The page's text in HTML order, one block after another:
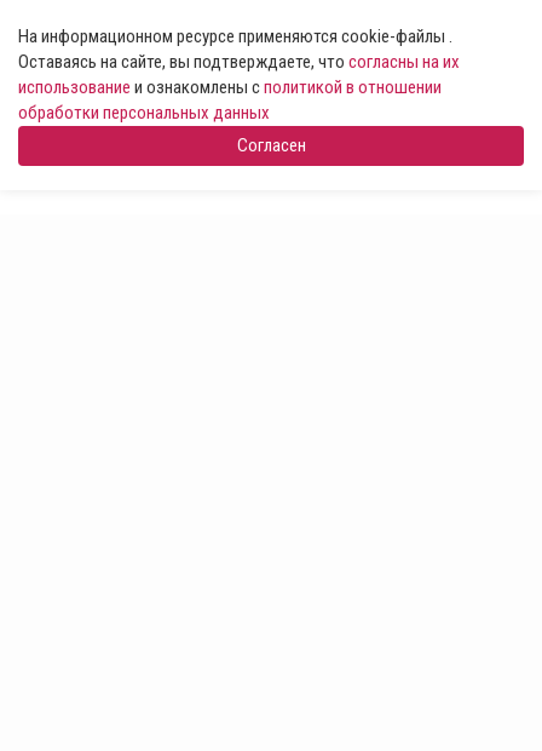
На информационном ресурсе применяются cookie-файлы .
Оставаясь на сайте, вы подтверждаете, что согласны на их
использование и ознакомлены сполитикой в отношении
обработки персональных данных
Согласен